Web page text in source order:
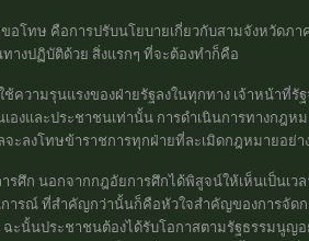
อโทษ คือการปรับนโยบายเกี่ยวกับสามจังหวัดภ
ทางปฏิบัติด้วย สิ่งแรกๆ ที่จะต้องทำก็คือ
ช้ความรุนแรงของฝ่ายรัฐลงในทุกทาง เจ้าหน้าที่รั
องและประชาชนเท่านั้น การดำเนินการทางกฎห
ลจะลงโทษข้าราชการทุกฝ่ายที่ละเมิดกฎหมายอย่
รศึก นอกจากกฎอัยการศึกได้พิสูจน์ให้เห็นเป็นเว
ารณ์ ที่สำคัญกว่านั้นก็คือหัวใจสำคัญของการจัด
ะนั้นประชาชนต้องได้รับโอกาสตามรัฐธรรมนูญอ